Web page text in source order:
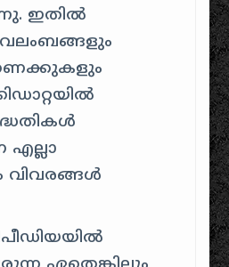
ഇതിൽ
എല്ലാ
വിവരങ്ങൾ